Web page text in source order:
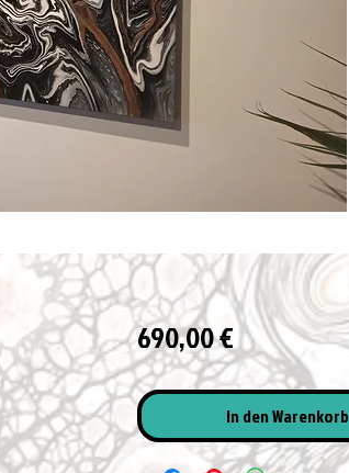
690,00 €Preis
In den Warenkorb